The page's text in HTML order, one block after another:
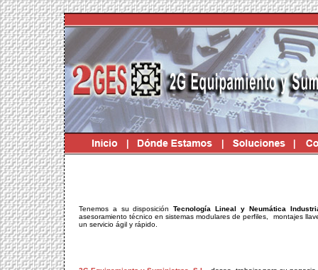
Tenemos a su disposiciónTecnología Lineal y Neumática
asesoramiento técnico en sistemas modulares de perfiles, montajes
un servicio ágil y rápido.